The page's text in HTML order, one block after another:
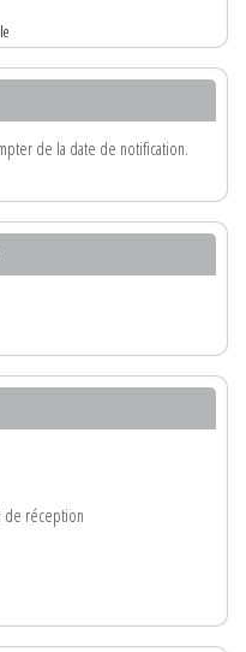
de la date de notification.
de réception